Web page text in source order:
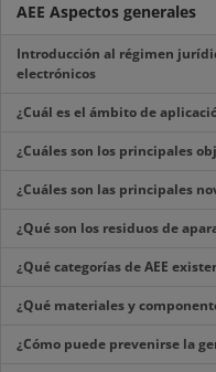
AEE Aspectos generales
Introducción al régimen
electrónicos
¿Cuál es el ámbito de
¿Cuáles son los principales
¿Cuáles son las principales
¿Qué son los residuos de
¿Qué categorías de AEE
¿Qué materiales y
¿Cómo puede prevenirse la